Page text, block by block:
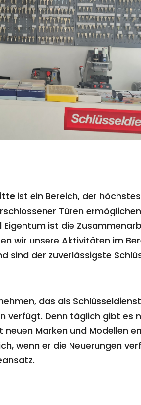
ist ein Bereich, der
Türen
Eigentum ist die
wir unsere Aktivitäten im
sind der zuverlässigste
das als
verfügt. Denn täglich gibt es
Marken und Modellen
wenn er die Neuerungen